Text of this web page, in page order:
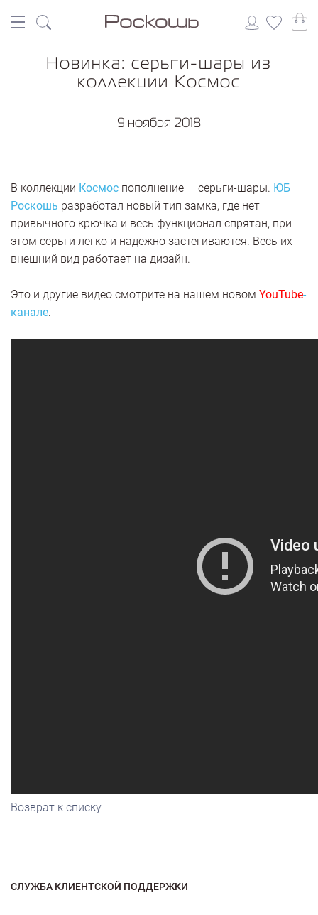
Новинка: серьги-шары из
коллекции Космос
9 ноября 2018
В коллекции Космос пополнение — серьги-шары. ЮБ
Роскошь разработал новый тип замка, где нет
привычного крючка и весь функционал спрятан, при
этом серьги легко и надежно застегиваются. Весь их
внешний вид работает на дизайн.
Это и другие видео смотрите на нашем новом YouTube-
канале.
Возврат к списку
СЛУЖБА КЛИЕНТСКОЙ ПОДДЕРЖКИ